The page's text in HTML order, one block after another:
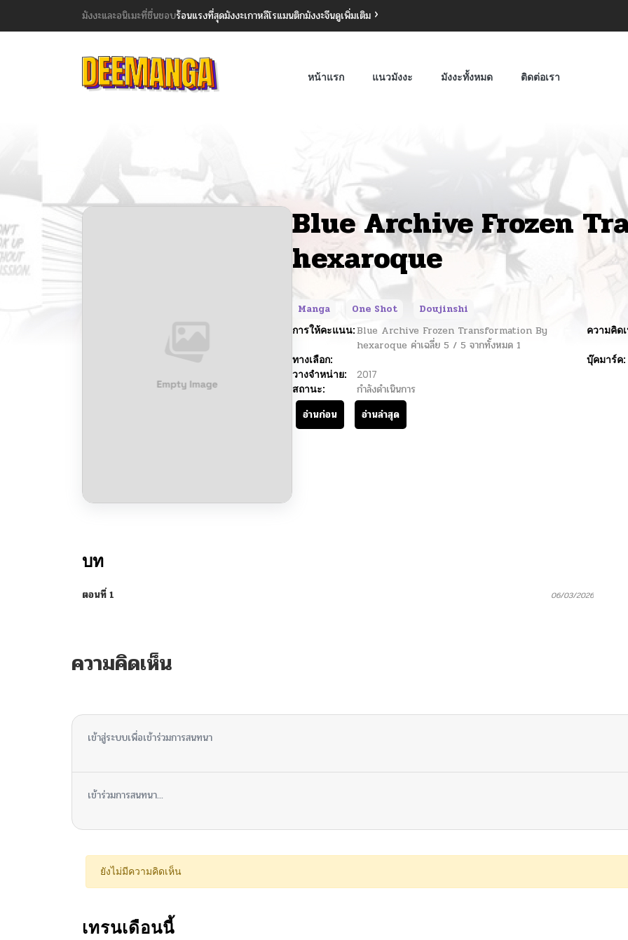
มังงะและอนิเมะที่ชื่นชอบร้อนแรงที่สุดมังงะเกาหลีโรแมนติกมังงะจีนดูเพิ่มเติม
หน้าแรก แนวมังงะ มังงะทั้งหมด ติดต่อเรา
Blue Archive Frozen
hexaroque
Manga One Shot
Doujinshi
การให้คะแนน:Blue Archive Frozen Transformation By
hexaroque ค่าเฉลี่ย 5 / 5 จากทั้งหมด 1
ความคิด
ทางเลือก:
บุ๊คมาร์ค:
วางจำหน่าย:
2017
สถานะ:
กำลังดำเนินการ
อ่านก่อน
อ่านล่าสุด
บท
ตอนที่ 1 06/03/2026
ความคิดเห็น
เข้าสู่ระบบเพื่อเข้าร่วมการสนทนา
เข้าร่วมการสนทนา...
ยังไม่มีความคิดเห็น
เทรนเดือนนี้